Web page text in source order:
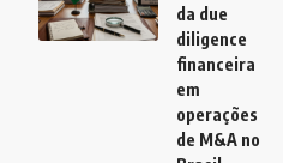
da due
diligence
financeira
em
operações
de M&A no